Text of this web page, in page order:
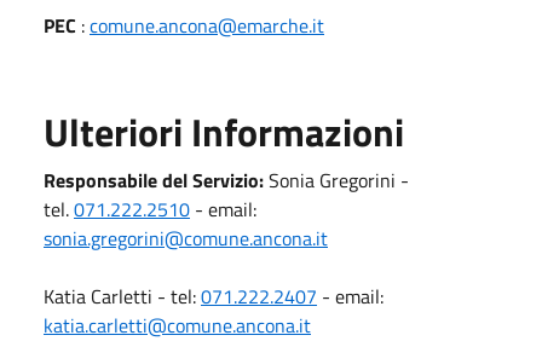
PEC :comune.ancona@emarche.it
Ulteriori Informazioni
Responsabile del Servizio:Sonia Gregorini -
tel.071.222.2510 - email:
sonia.gregorini@comune.ancona.it
Katia Carletti - tel:071.222.2407 - email:
katia.carletti@comune.ancona.it